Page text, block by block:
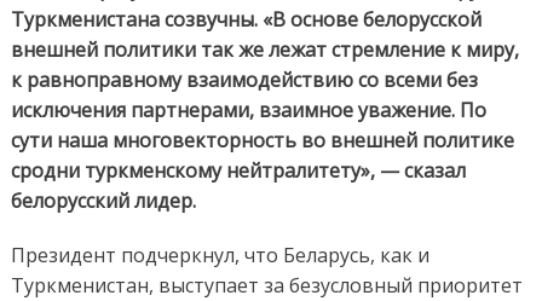
Туркменистана созвучны. «В основе белорусской
внешней политики так же лежат стремление к миру,
к равноправному взаимодействию со всеми без
исключения партнерами, взаимное уважение. По
сути наша многовекторность во внешней политике
сродни туркменскому нейтралитету», — сказал
белорусский лидер.
Президент подчеркнул, что Беларусь, как и
Туркменистан, выступает за безусловный приоритет